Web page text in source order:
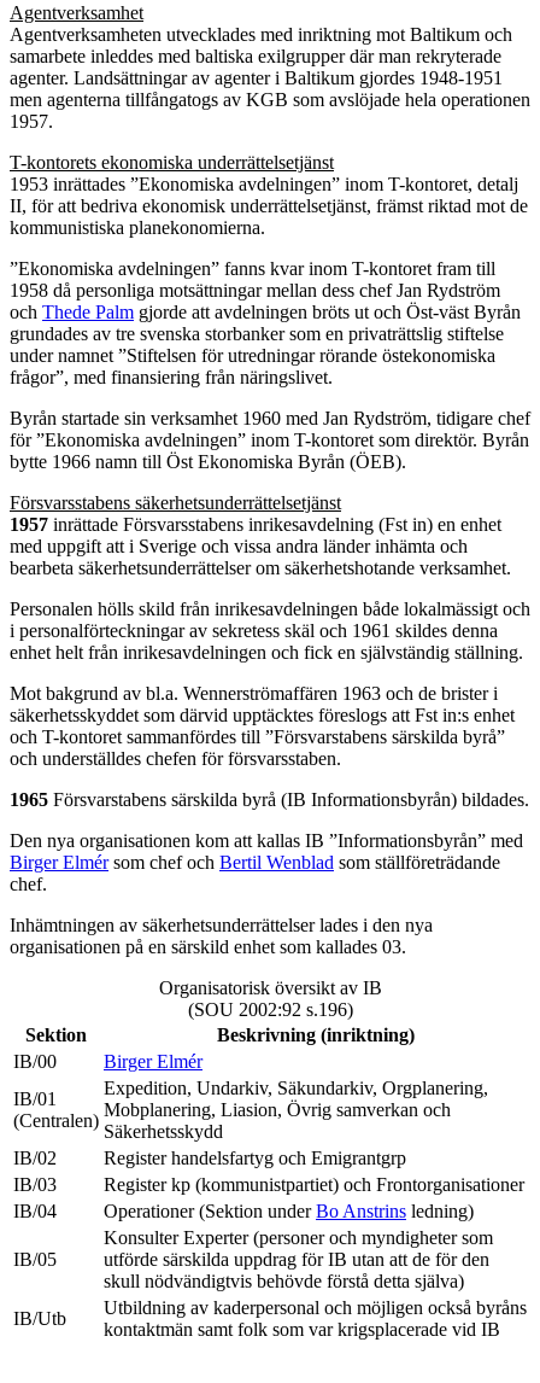
Agentverksamhet
Agentverksamheten utvecklades med inriktning mot Baltikum och
samarbete inleddes med baltiska exilgrupper där man rekryterade
agenter. Landsättningar av agenter i Baltikum gjordes 1948-1951
men agenterna tillfångatogs av KGB som avslöjade hela operationen
1957.
T-kontorets ekonomiska underrättelsetjänst
1953 inrättades ”Ekonomiska avdelningen” inom T-kontoret, detalj
II, för att bedriva ekonomisk underrättelsetjänst, främst riktad mot de
kommunistiska planekonomierna.
”Ekonomiska avdelningen” fanns kvar inom T-kontoret fram till
1958 då personliga motsättningar mellan dess chef Jan Rydström
och Thede Palm gjorde att avdelningen bröts ut och Öst-väst Byrån
grundades av tre svenska storbanker som en privaträttslig stiftelse
under namnet ”Stiftelsen för utredningar rörande östekonomiska
frågor”, med finansiering från näringslivet.
Byrån startade sin verksamhet 1960 med Jan Rydström, tidigare chef
för ”Ekonomiska avdelningen” inom T-kontoret som direktör. Byrån
bytte 1966 namn till Öst Ekonomiska Byrån (ÖEB).
Försvarsstabens säkerhetsunderrättelsetjänst
1957 inrättade Försvarsstabens inrikesavdelning (Fst in) en enhet
med uppgift att i Sverige och vissa andra länder inhämta och
bearbeta säkerhetsunderrättelser om säkerhetshotande verksamhet.
Personalen hölls skild från inrikesavdelningen både lokalmässigt och
i personalförteckningar av sekretess skäl och 1961 skildes denna
enhet helt från inrikesavdelningen och fick en självständig ställning.
Mot bakgrund av bl.a. Wennerströmaffären 1963 och de brister i
säkerhetsskyddet som därvid upptäcktes föreslogs att Fst in:s enhet
och T-kontoret sammanfördes till ”Försvarstabens särskilda byrå”
och underställdes chefen för försvarsstaben.
1965 Försvarstabens särskilda byrå (IB Informationsbyrån) bildades.
Den nya organisationen kom att kallas IB ”Informationsbyrån” med
Birger Elmérsom chef och Bertil Wenblad som ställföreträdande
chef.
Inhämtningen av säkerhetsunderrättelser lades i den nya
organisationen på en särskild enhet som kallades 03.
Organisatorisk översikt av IB
(SOU 2002:92 s.196)
Sektion
Beskrivning (inriktning)
IB/00
Birger Elmér
IB/01
(Centralen)
Expedition, Undarkiv, Säkundarkiv, Orgplanering,
Mobplanering, Liasion, Övrig samverkan och
Säkerhetsskydd
IB/02
Register handelsfartyg och Emigrantgrp
IB/03
Register kp (kommunistpartiet) och Frontorganisationer
IB/04
Operationer (Sektion underBo Anstrins ledning)
IB/05
Konsulter Experter (personer och myndigheter som
utförde särskilda uppdrag för IB utan att de för den
skull nödvändigtvis behövde förstå detta själva)
IB/Utb
Utbildning av kaderpersonal och möjligen också byråns
kontaktmän samt folk som var krigsplacerade vid IB